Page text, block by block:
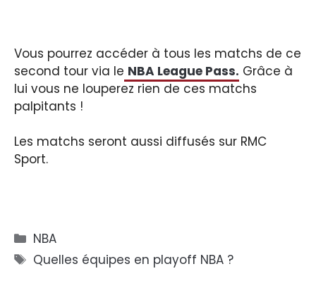
Vous pourrez accéder à tous les matchs de ce
second tour via le NBA League Pass. Grâce à
lui vous ne louperez rien de ces matchs
palpitants !
Les matchs seront aussi diffusés sur RMC
Sport.
Catégories
NBA
Étiquettes
Quelles équipes en playoff NBA ?